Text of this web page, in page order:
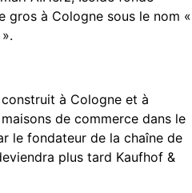
gros à Cologne sous le nom «
à Cologne et à
de commerce dans le
le fondateur de la chaîne de
plus tard Kaufhof &